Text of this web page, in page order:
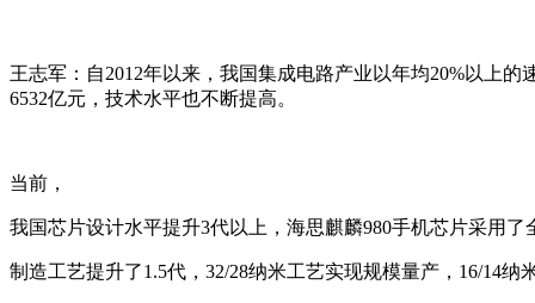
王志军：自2012年以来，我国集成电路产业以年均20%以上的
6532亿元，技术水平也不断提高。
当前，
我国芯片设计水平提升3代以上，海思麒麟980手机芯片采用了
制造工艺提升了1.5代，32/28纳米工艺实现规模量产，16/14纳